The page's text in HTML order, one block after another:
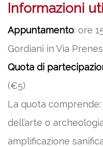
Informazioni
Appuntamento: ore
Gordiani in Via
Quota di
(€5)
La quota
dell’arte o
amplificazione